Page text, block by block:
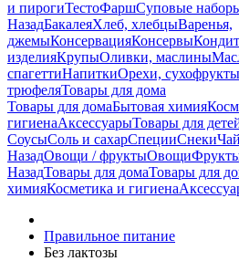
и пирогиТестоФаршСуповые
НазадБакалеяХлеб, хлебцыВаренья,
джемыКонсервацияКонсервы
изделияКрупыОливки, маслины
спагеттиНапиткиОрехи, сухофрукты
трюфеляТовары для дома
Товары для домаБытовая химия
гигиенаАксессуарыТовары для
СоусыСоль и сахарСпецииСнекиЧай
НазадОвощи / фруктыОвощи
НазадТовары для домаТовары для
химияКосметика и гигиена
Правильное питание
Без лактозы